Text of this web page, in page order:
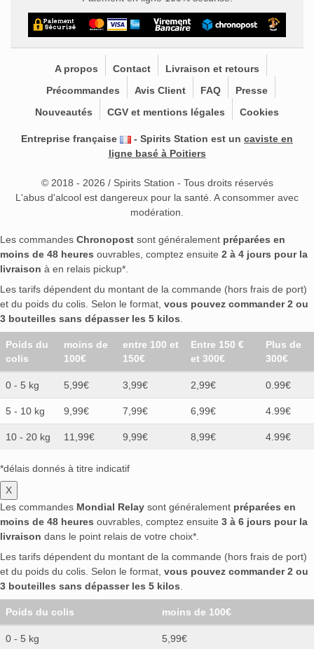
A propos Contact
Livraison et retours
Précommandes
Avis Client FAQ
Presse
Nouveautés
CGV et mentions légales Cookies
Entreprise française - Spirits Station est un caviste en
ligne basé à Poitiers
© 2018 - 2026 / Spirits Station - Tous droits réservés
L'abus d'alcool est dangereux pour la santé. A consommer avec
modération.
Les commandes Chronopost sont généralement préparées en
moins de 48 heures ouvrables, comptez ensuite 2 à 4 jours pour la
livraison à en relais pickup*.
Les tarifs dépendent du montant de la commande (hors frais de port)
et du poids du colis. Selon le format, vous pouvez commander 2 ou
3 bouteilles sans dépasser les 5 kilos.
Poids du
colis
moins de
100€
entre 100 et
150€
Entre 150 €
et 300€
Plus de
300€
0 - 5 kg 5,99€ 3,99€ 2,99€ 0.99€
5 - 10 kg 9,99€ 7,99€ 6,99€ 4.99€
10 - 20 kg 11,99€ 9,99€ 8,99€ 4.99€
*délais donnés à titre indicatif
X
Les commandes Mondial Relay sont généralement préparées en
moins de 48 heures ouvrables, comptez ensuite 3 à 6 jours pour la
livraison dans le point relais de votre choix*.
Les tarifs dépendent du montant de la commande (hors frais de port)
et du poids du colis. Selon le format, vous pouvez commander 2 ou
3 bouteilles sans dépasser les 5 kilos.
Poids du colis moins de 100€
0 - 5 kg 5,99€